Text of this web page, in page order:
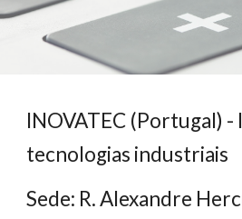
INOVATEC (Portugal) -
tecnologias industriais
Sede: R. Alexandre